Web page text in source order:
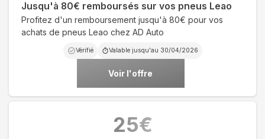
Jusqu'à 80€ remboursés sur vos pneus Leao
Profitez d'un remboursement jusqu'à 80€ pour vos
achats de pneus Leao chez AD Auto
Vérifié Valable jusqu'au 30/04/2026
Voir l'offre
25€